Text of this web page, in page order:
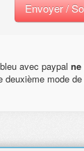
Envoyer /
avec paypal ne
deuxième mode